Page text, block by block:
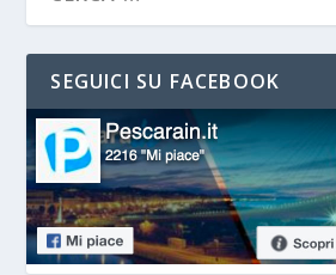
SEGUICI SU FACEBOOK